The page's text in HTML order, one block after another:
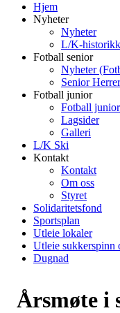
Hjem
Nyheter
Nyheter
L/K-historikk
Fotball senior
Nyheter
Senior
Fotball junior
Fotball junior
Lagsider
Galleri
L/K Ski
Kontakt
Kontakt
Om oss
Styret
Solidaritetsfond
Sportsplan
Utleie lokaler
Utleie sukkerspinn
Dugnad
Årsmøte i